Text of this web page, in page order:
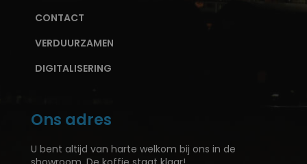
CONTACT
VERDUURZAMEN
DIGITALISERING
Ons adres
U bent altijd van harte welkom bij ons in de